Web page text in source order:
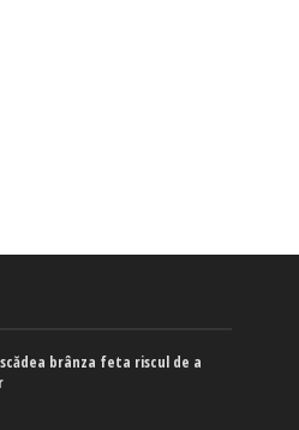
brânza feta riscul de a